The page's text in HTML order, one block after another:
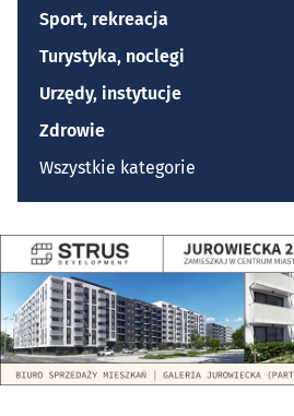
Sport, rekreacja
Turystyka, noclegi
Urzędy, instytucje
Zdrowie
Wszystkie kategorie